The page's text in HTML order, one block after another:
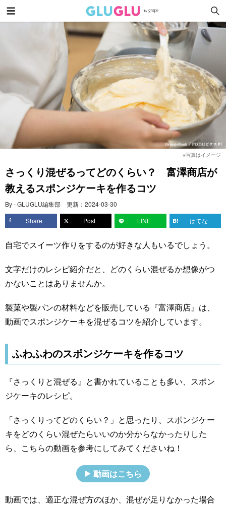
※写真はイメージ
さっくり混ぜるってどのくらい？ 富澤商店が
教えるスポンジケーキを作るコツ
By - GLUGLU編集部 更新： 2024-03-30
Share
Post LINE はてな
自宅でスイーツ作りをするのが好きな人もいるでしょう。
文字だけのレシピ紹介だと、どのくらい混ぜるか想像がつ
かないことはありませんか。
製菓や製パンの材料などを販売している『富澤商店』は、
動画でスポンジケーキを混ぜるコツを紹介しています。
ふわふわのスポンジケーキを作るコツ
『さっくりと混ぜる』と書かれていることも多い、スポン
ジケーキのレシピ。
「さっくりってどのくらい？」と思ったり、スポンジケー
キをどのくらい混ぜたらいいのか分からなかったりした
ら、こちらの動画を参考にしてみてくださいね！
動画はこちら
動画では、適正な混ぜ方のほか、混ぜが足りなかった場合